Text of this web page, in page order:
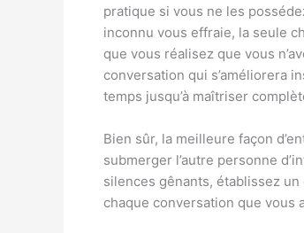
pratique si vous ne les
inconnu vous effraie, la seule
que vous réalisez que vous
conversation qui s’améliorera
temps jusqu’à maîtriser
Bien sûr, la meilleure façon
submerger l’autre personne
silences gênants, établissez
chaque conversation que vous